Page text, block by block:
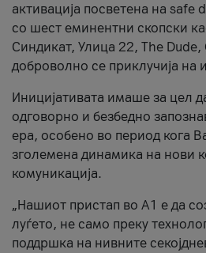
активација посветена на safe
со шест еминентни скопски
Синдикат, Улица 22, The Dude,
доброволно се приклучија на
Иницијативата имаше за цел
одговорно и безбедно
ера, особено во период кога
зголемена динамика на нови
комуникација.
„Нашиот пристап во А1 е да
луѓето, не само преку
поддршка на нивните